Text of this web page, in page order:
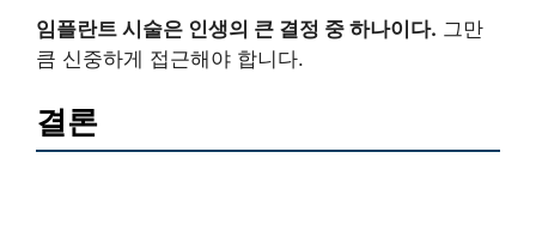
임플란트 시술은 인생의 큰 결정 중 하나이다. 그만
큼 신중하게 접근해야 합니다.
결론